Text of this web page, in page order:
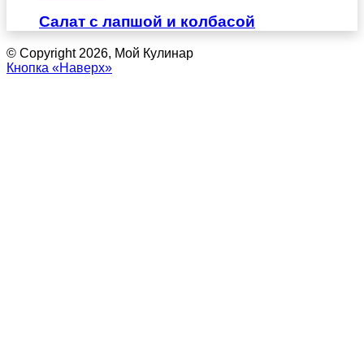
Салат с лапшой и колбасой
© Copyright 2026, Мой Кулинар
Кнопка «Наверх»